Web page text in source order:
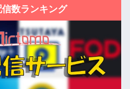
数ランキング